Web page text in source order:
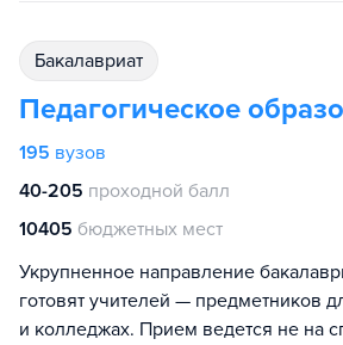
бакалавриат
Педагогическое
195 вузов
40-205 проходной балл
10405 бюджетных мест
Укрупненное направление
готовят учителей — предметников
и колледжах. Прием ведется не на